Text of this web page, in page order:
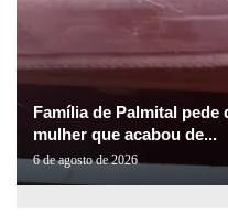
Família de Palmital pede
mulher que acabou de...
6 de agosto de 2026